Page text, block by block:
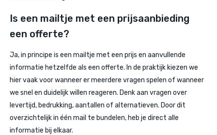
Is een mailtje met een prijsaanbieding
een offerte?
Ja, in principe is een mailtje met een prijs en aanvullende
informatie hetzelfde als een offerte. In de praktijk kiezen we
hier vaak voor wanneer er meerdere vragen spelen of wanneer
we snel en duidelijk willen reageren. Denk aan vragen over
levertijd, bedrukking, aantallen of alternatieven. Door dit
overzichtelijk in één mail te bundelen, heb je direct alle
informatie bij elkaar.